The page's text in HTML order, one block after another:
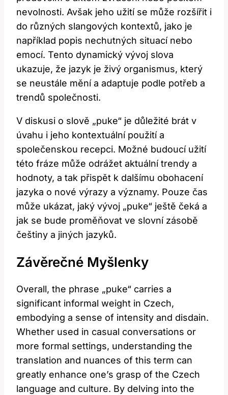
nevolnosti. Avšak jeho užití se může rozšířit i
do různých slangových kontextů, jako je
například popis nechutných situací nebo
emocí. Tento dynamický vývoj slova
ukazuje, že jazyk je živý organismus, který
se neustále mění a adaptuje podle potřeb a
trendů společnosti.
V diskusi o slově „puke“ je důležité brát v
úvahu i jeho kontextuální použití a
společenskou recepci. Možné budoucí užití
této fráze může odrážet aktuální trendy a
hodnoty, a tak přispět k dalšímu obohacení
jazyka o nové výrazy a významy. Pouze čas
může ukázat, jaký vývoj „puke“ ještě čeká a
jak se bude proměňovat ve slovní zásobě
češtiny a jiných jazyků.
Závěrečné Myšlenky
Overall, the phrase „puke“ carries a
significant informal weight in Czech,
embodying a sense of intensity and disdain.
Whether used in casual conversations or
more formal settings, understanding the
translation and nuances of this term can
greatly enhance one’s grasp of the Czech
language and culture. By delving into the